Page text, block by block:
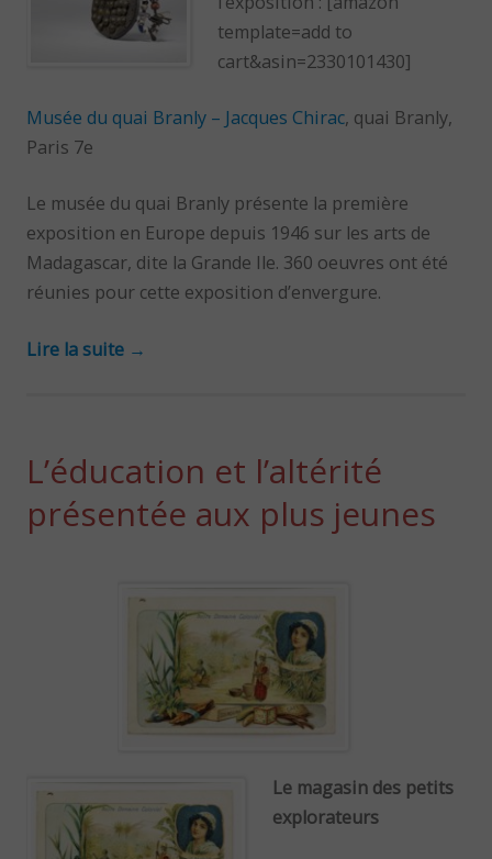
template=add to
cart&asin=2330101430]
Musée du quai Branly – Jacques Chirac, quai Branly,
Paris 7e
Le musée du quai Branly présente la première
exposition en Europe depuis 1946 sur les arts de
Madagascar, dite la Grande Ile. 360 oeuvres ont été
réunies pour cette exposition d’envergure.
Lire la suite →
L’éducation et l’altérité
présentée aux plus jeunes
Le magasin des petits
explorateurs